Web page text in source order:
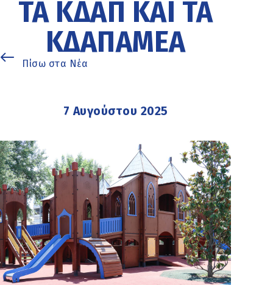
ΤΑ ΚΔΑΠ ΚΑΙ ΤΑ
ΚΔΑΠΑΜΕΑ
Πίσω στα Νέα
7 Αυγούστου 2025